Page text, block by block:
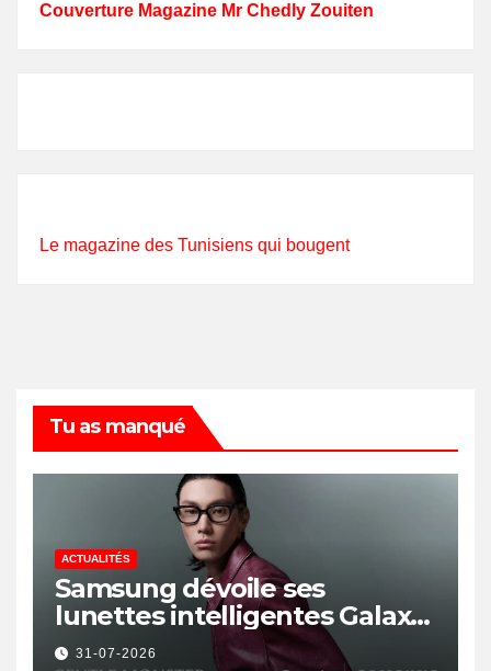
Couverture Magazine Mr Chedly Zouiten
Le magazine des Tunisiens qui bougent
Tu as manqué
ACTUALITÉS
Samsung dévoile ses
lunettes intelligentes Galaxy
avec IA et Gemini
31-07-2026